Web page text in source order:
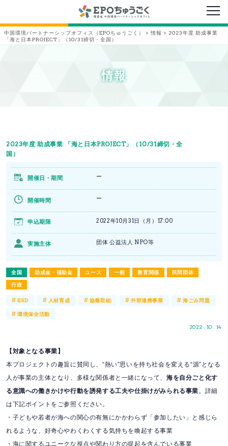
メニ
中国環境パートナーシップオフィス（EPOちゅうごく） > 情報 > 2023年度 助成事業
「海と日本PROJECT」（10/31締切・全国）
情報
2023年度 助成事業 「海と日本PROJECT」（10/31締切・全
国）
全国 助成金・補助金 ユース 一般 教育関係
民間団体
行政
2022 . 10 . 14
開催日・期間 ー
開催時間 ー
申込期限 2022年10月31日（月）17:00
実施主体 団体 公益法人 NPO等
#ESD # 人材育成 # 協働取組 # 外部連携事業 #海ごみ問題
#環境保全活動
【対象となる事業】
本プロジェクトの趣旨に賛同し、“熱い”思いを持ち社会を変える“源”となる
人が事業の主体となり、多様な関係者と一緒になって、 海を自分ごと化す
る意識への働きかけや行動を誘発する工夫や仕掛けがみられる事業。詳細
は下記ポイントをご参照ください。
・子どもや若者が海への関心の有無にかかわらず「参加したい」と感じら
れるような、好奇心やわくわくする気持ちを喚起する事業
・海に関するユニークな視点や関わり方の提起を含んでいる事業